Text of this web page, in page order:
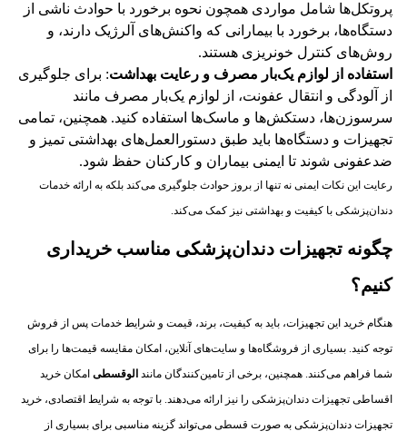
پروتکل‌ها شامل مواردی همچون نحوه برخورد با حوادث ناشی از
دستگاه‌ها، برخورد با بیمارانی که واکنش‌های آلرژیک دارند، و
روش‌های کنترل خونریزی هستند​.
استفاده از لوازم یک‌بار مصرف و رعایت بهداشت: برای جلوگیری
از آلودگی و انتقال عفونت، از لوازم یک‌بار مصرف مانند
سرسوزن‌ها، دستکش‌ها و ماسک‌ها استفاده کنید. همچنین، تمامی
تجهیزات و دستگاه‌ها باید طبق دستورالعمل‌های بهداشتی تمیز و
ضدعفونی شوند تا ایمنی بیماران و کارکنان حفظ شود​​.
رعایت این نکات ایمنی نه تنها از بروز حوادث جلوگیری می‌کند بلکه به ارائه خدمات
دندان‌پزشکی با کیفیت و بهداشتی نیز کمک می‌کند.
چگونه تجهیزات دندان‌پزشکی مناسب خریداری
کنیم؟
هنگام خرید این تجهیزات، باید به کیفیت، برند، قیمت و شرایط خدمات پس از فروش
توجه کنید. بسیاری از فروشگاه‌ها و سایت‌های آنلاین، امکان مقایسه قیمت‌ها را برای
شما فراهم می‌کنند. همچنین، برخی از تامین‌کنندگان مانند الوقسطی امکان خرید
اقساطی تجهیزات دندان‌پزشکی را نیز ارائه می‌دهند. با توجه به شرایط اقتصادی، خرید
تجهیزات دندان‌پزشکی به صورت قسطی می‌تواند گزینه مناسبی برای بسیاری از